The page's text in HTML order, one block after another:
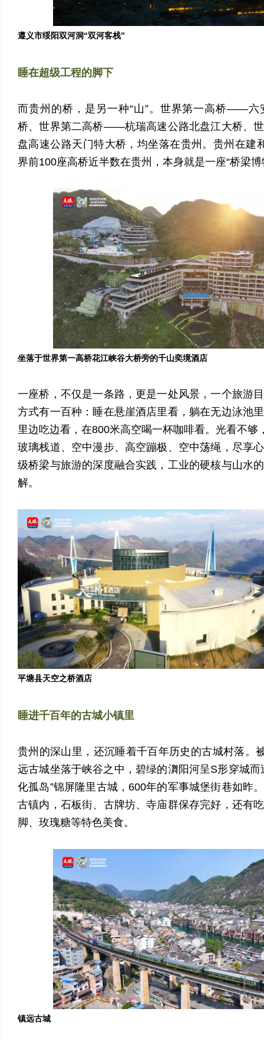
遵义市绥阳双河洞“双河客栈”
睡在超级工程的脚下
而贵州的桥，是另一种“山”。世界第一高桥——六
桥、世界第二高桥——杭瑞高速公路北盘江大桥、
盘高速公路天门特大桥，均坐落在贵州。贵州在建
界前100座高桥近半数在贵州，本身就是一座“桥梁博
坐落于世界第一高桥花江峡谷大桥旁的千山奕境酒店
一座桥，不仅是一条路，更是一处风景，一个旅游
方式有一百种：睡在悬崖酒店里看，躺在无边泳池
里边吃边看，在800米高空喝一杯咖啡看。光看不够
玻璃栈道、空中漫步、高空蹦极、空中荡绳，尽享
级桥梁与旅游的深度融合实践，工业的硬核与山水
解。
平塘县天空之桥酒店
睡进千百年的古城小镇里
贵州的深山里，还沉睡着千百年历史的古城村落。
远古城坐落于峡谷之中，碧绿的㵲阳河呈S形穿城而
化孤岛”锦屏隆里古城，600年的军事城堡街巷如昨
古镇内，石板街、古牌坊、寺庙群保存完好，还有
脚、玫瑰糖等特色美食。
镇远古城